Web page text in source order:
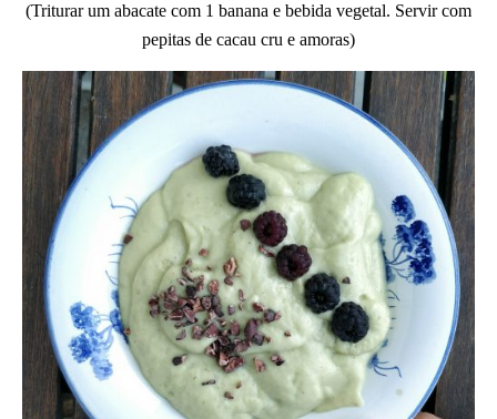
(Triturar um abacate com 1 banana e bebida vegetal. Servir com
pepitas de cacau cru e amoras)